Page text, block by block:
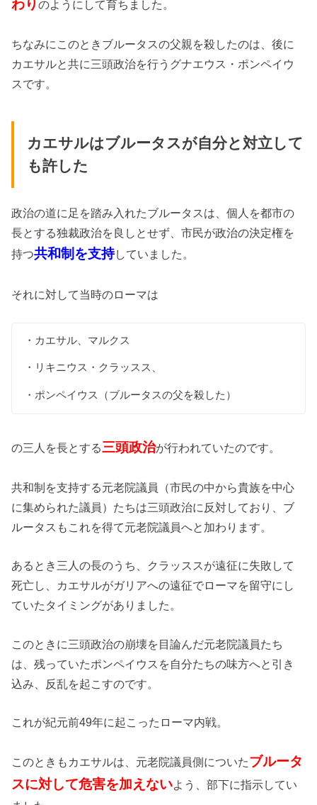
わりのようにして育ちました。
ちなみにこのときブルータスの父親を殺したのは、後に
カエサルと共に三頭政治を行うグナエウス・ポンペイウ
スです。
カエサルはブルータスが自分と対立して
も許した
政治の道に足を踏み入れたブルータスは、個人を都市の
長とする独裁政治を良しとせず、市民が政治の決定権を
持つ共和制を支持していました。
それに対して当時のローマは
・カエサル、マルクス
・リキニウス・クラッスス、
・ポンペイウス（ブルータスの父を殺した）
の三人を長とする三頭政治が行われていたのです。
共和制を支持する元老院議員（市民の中から貴族を中心
に集められた議員）たちは三頭政治に反対しており、ブ
ルータスもこれを得て元老院議員へと加わります。
あるとき三人の長のうち、クラッススが遠征に失敗して
死亡し、カエサルがガリアへの遠征でローマを留守にし
ていたタイミングがありました。
このときに三頭政治の崩壊を目論んだ元老院議員たち
は、残っていたポンペイウスを自分たちの味方へと引き
込み、反乱を起こすのです。
これが紀元前49年に起こったローマ内戦。
このときもカエサルは、元老院議員側についたブルータ
スに対して危害を加えないよう、部下に指示してい